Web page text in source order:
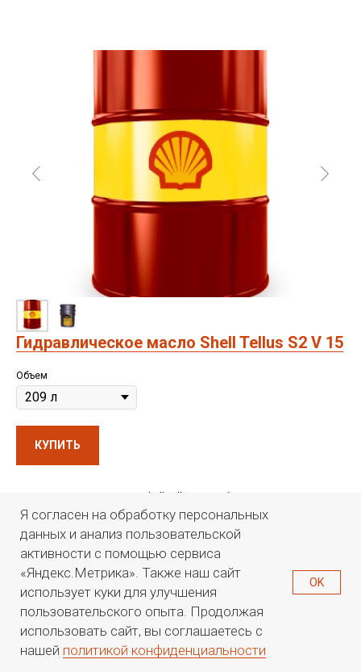
РТ-ОЙЛ Каталог Поиск
Гидравлическое масло Shell Tellus S2 V 15
Объем
КУПИТЬ
эксплуатационными характеристиками, обеспечивают стабильность
температур.
Индекс вязкости: 142
Температура застывания, °C: -42
Я согласен на обработку персональных
данных и анализ пользовательской
активности с помощью сервиса
«Яндекс.Метрика». Также наш сайт
использует куки для улучшения
пользовательского опыта. Продолжая
использовать сайт, вы соглашаетесь с
нашей политикой конфиденциальности
OK